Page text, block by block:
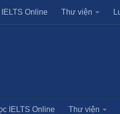
IELTS Online Thư viện
IELTS Online Thư viện